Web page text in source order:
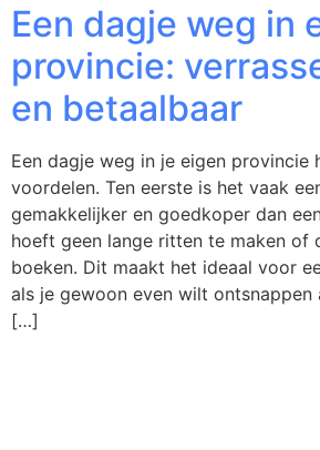
Een dagje weg in
provincie:
en betaalbaar
Een dagje weg in je eigen provincie
voordelen. Ten eerste is het vaak
gemakkelijker en goedkoper dan
hoeft geen lange ritten te maken of
boeken. Dit maakt het ideaal voor
als je gewoon even wilt ontsnappen
[…]